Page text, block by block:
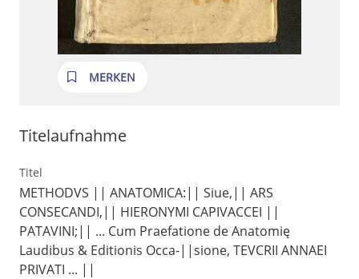
MERKEN
Titelaufnahme
Titel
METHODVS || ANATOMICA:|| Siue,|| ARS
CONSECANDI,|| HIERONYMI CAPIVACCEI ||
PATAVINI;|| ... Cum Praefatione de Anatomię
Laudibus & Editionis Occa-||sione, TEVCRII ANNAEI
PRIVATI ... ||